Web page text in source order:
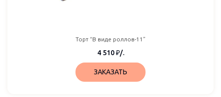
Торт “В виде роллов-11”
4 510₽/.
ЗАКАЗАТЬ